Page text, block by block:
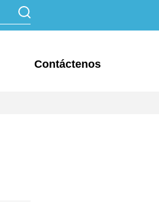
Contáctenos